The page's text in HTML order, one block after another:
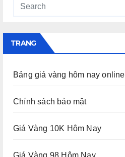
TRANG
Bảng giá vàng hôm nay online
Chính sách bảo mật
Giá Vàng 10K Hôm Nay
Giá Vàng 98 Hôm Nay